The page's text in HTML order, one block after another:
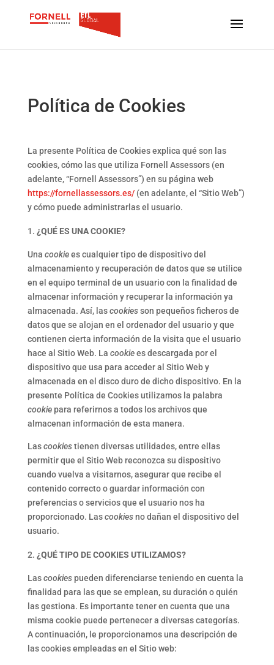
Política de Cookies
La presente Política de Cookies explica qué son las
cookies, cómo las que utiliza Fornell Assessors (en
adelante, “Fornell Assessors”) en su página web
https://fornellassessors.es/(en adelante, el “Sitio Web”)
y cómo puede administrarlas el usuario.
¿QUÉ ES UNA COOKIE?
Una cookiees cualquier tipo de dispositivo del
almacenamiento y recuperación de datos que se utilice
en el equipo terminal de un usuario con la finalidad de
almacenar información y recuperar la información ya
almacenada. Así, lascookiesson pequeños ficheros de
datos que se alojan en el ordenador del usuario y que
contienen cierta información de la visita que el usuario
hace al Sitio Web. La cookiees descargada por el
dispositivo que usa para acceder al Sitio Web y
almacenada en el disco duro de dicho dispositivo. En la
presente Política de Cookies utilizamos la palabra
cookiepara referirnos a todos los archivos que
almacenan información de esta manera.
Lascookiestienen diversas utilidades, entre ellas
permitir que el Sitio Web reconozca su dispositivo
cuando vuelva a visitarnos, asegurar que recibe el
contenido correcto o guardar información con
preferencias o servicios que el usuario nos ha
proporcionado. Lascookiesno dañan el dispositivo del
usuario.
¿QUÉ TIPO DE COOKIES UTILIZAMOS?
Lascookiespueden diferenciarse teniendo en cuenta la
finalidad para las que se emplean, su duración o quién
las gestiona. Es importante tener en cuenta que una
misma cookie puede pertenecer a diversas categorías.
A continuación, le proporcionamos una descripción de
las cookies empleadas en el Sitio web: